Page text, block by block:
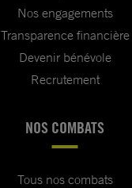
Nos engagements
Transparence financière
Devenir bénévole
Recrutement
NOS COMBATS
Tous nos combats